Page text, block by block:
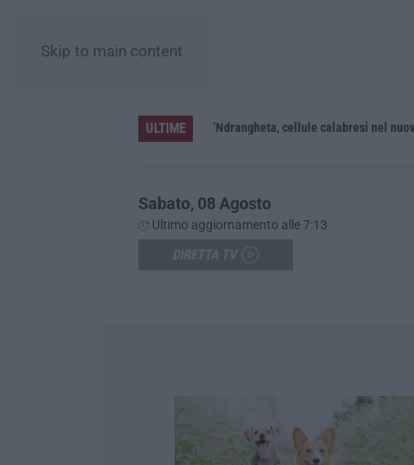
Skip to main content
ULTIME
Sabato, 08 Agosto
Ultimo aggiornamento alle 7:13